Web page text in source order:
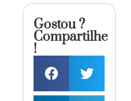
Gostou ?
Compartilhe
!